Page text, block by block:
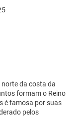
norte da costa da
formam o Reino
é famosa por suas
pelos